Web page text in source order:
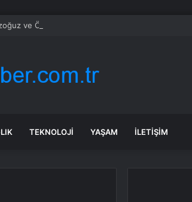
ve Öykü Serter Tanık Olarak İfade Vermek
TEKNOLOJI YAŞAM İLETIŞIM